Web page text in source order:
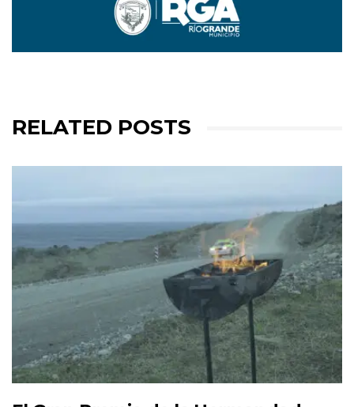
RELATED POSTS